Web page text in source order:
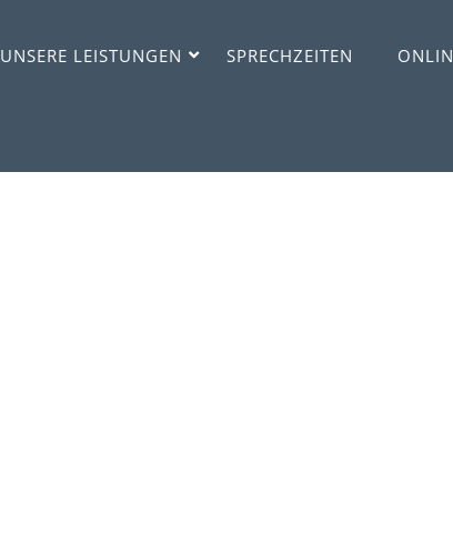
UNSERE LEISTUNGEN SPRECHZEITEN